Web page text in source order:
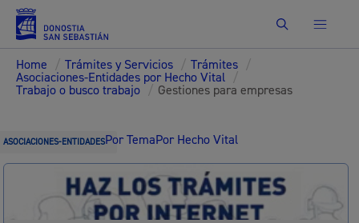
Buscar
Home / Trámites y Servicios / Trámites /
Asociaciones-Entidades por Hecho Vital /
Trabajo o busco trabajo / Gestiones para empresas
ASOCIACIONES-ENTIDADESPor TemaPor Hecho Vital